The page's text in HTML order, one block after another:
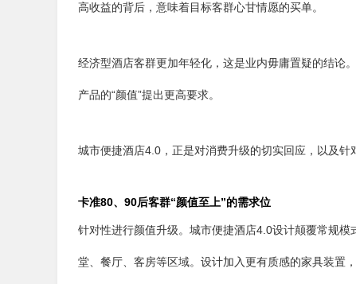
高收益的背后，意味着目标客群心甘情愿的买单。
经济型酒店客群更加年轻化，这是业内毋庸置疑的结论
产品的“颜值”提出更高要求。
城市便捷酒店4.0，正是对消费升级的切实回应，以及针
卡准80、90后客群“颜值至上”的需求位
针对性进行颜值升级。城市便捷酒店4.0设计颠覆常规
堂、餐厅、客房等区域。设计加入更有质感的家具装置